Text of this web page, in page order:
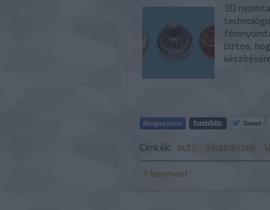
3D
biztos,
Címkék: autó alkatrészek
1 komment